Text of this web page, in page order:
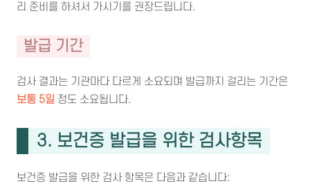
리 준비를 하셔서 가시기를 권장드립니다.
발급 기간
검사 결과는 기관마다 다르게 소요되며 발급까지 걸리는 기간은
보통 5일 정도 소요됩니다.
3. 보건증 발급을 위한 검사항목
보건증 발급을 위한 검사 항목은 다음과 같습니다: